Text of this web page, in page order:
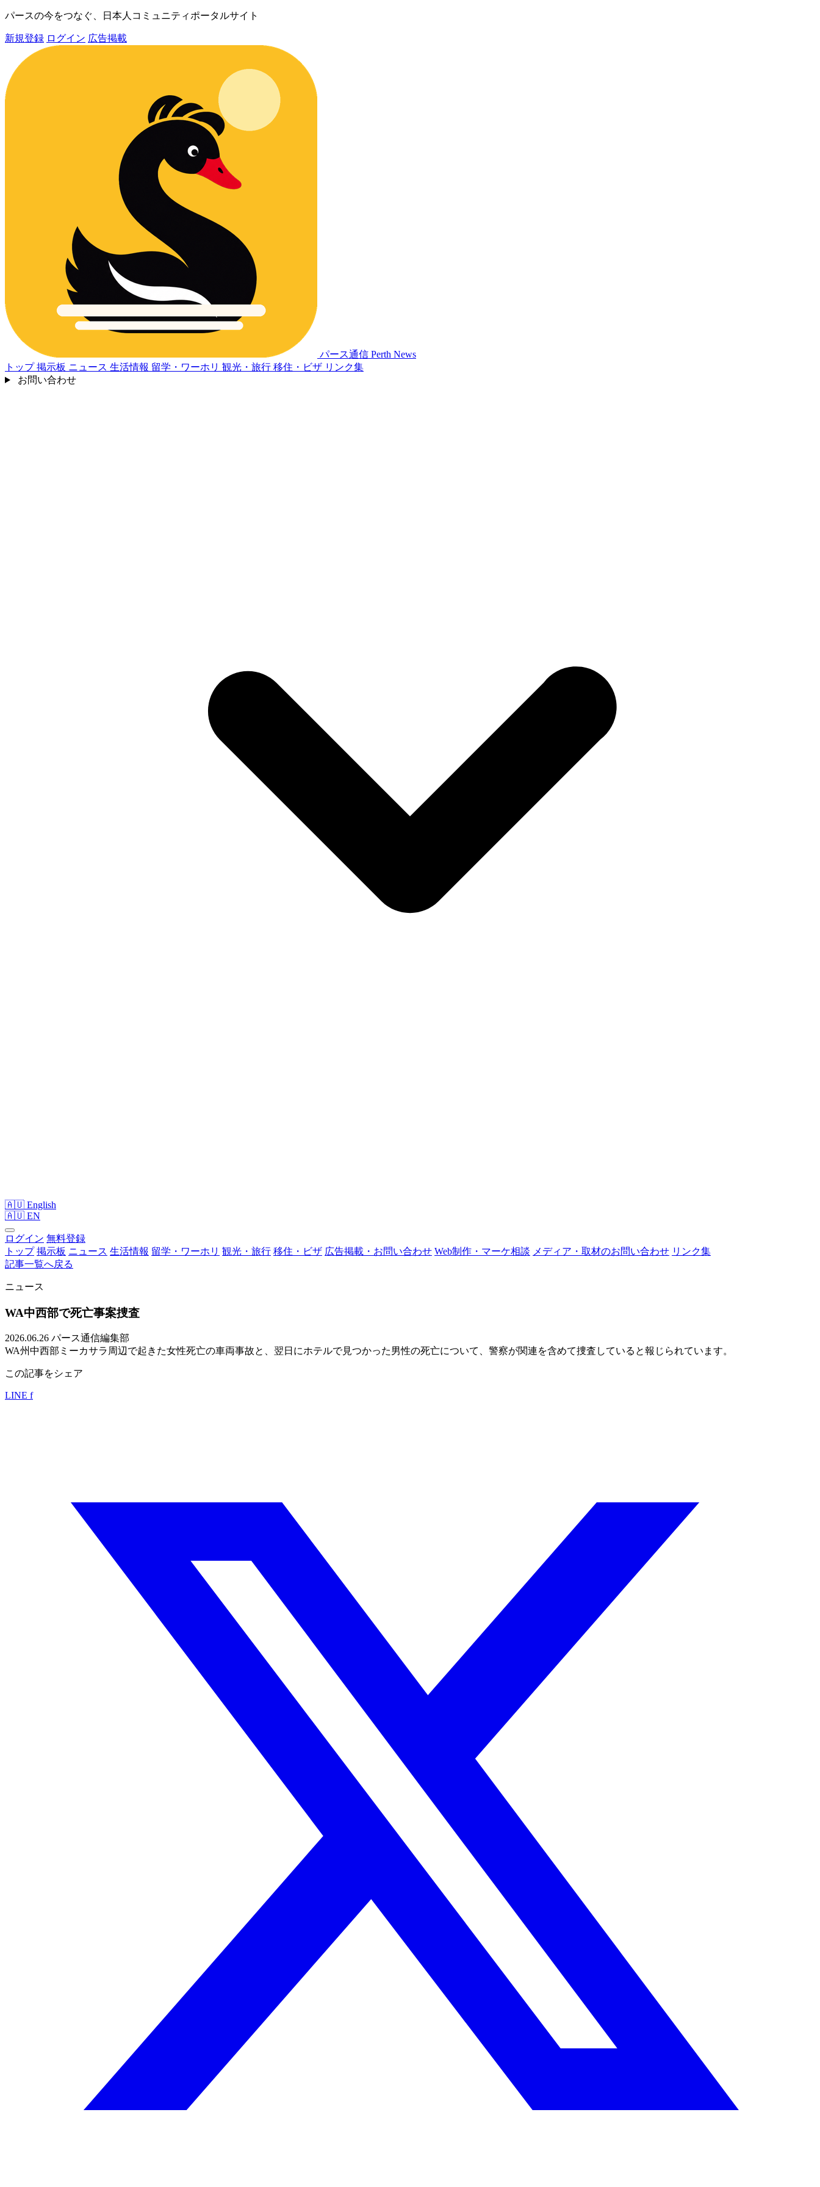
パースの今をつなぐ、日本人コミュニティポータルサイト
新規登録 ログイン 広告掲載
パース通信 Perth News
トップ掲示板 ニュース 生活情報 留学・ワーホリ 観光・旅行 移住・ビザ リンク集
お問い合わせ
🇦🇺 English
🇦🇺 EN
ログイン 無料登録
トップ 掲示板 ニュース 生活情報 留学・ワーホリ 観光・旅行 移住・ビザ 広告掲載・お問い合わせ Web制作・マーケ相談 メディア・取材のお問い合わせ リンク集
記事一覧へ戻る
ニュース
WA中西部で死亡事案捜査
2026.06.26 パース通信編集部
WA州中西部ミーカサラ周辺で起きた女性死亡の車両事故と、翌日にホテルで見つかった男性の死亡について、警察が関連を含めて捜査していると報じられています。
この記事をシェア
LINE f